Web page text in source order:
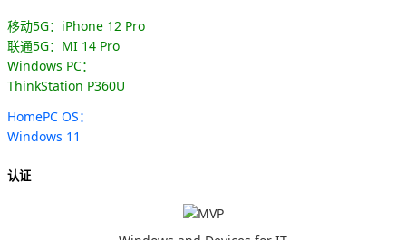
移动5G：iPhone 12 Pro
联通5G：MI 14 Pro
Windows PC：
ThinkStation P360U
HomePC OS：
Windows 11
认证